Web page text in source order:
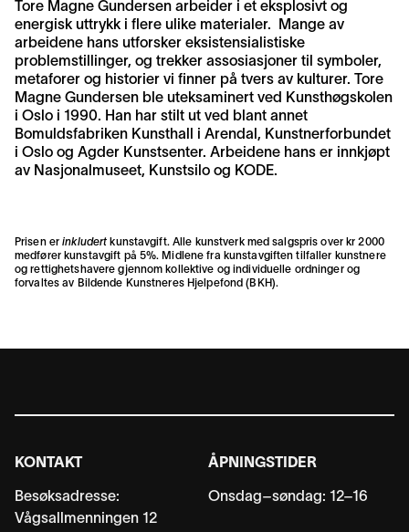
Tore Magne Gundersen arbeider i et eksplosivt og
energisk uttrykk i flere ulike materialer. Mange av
arbeidene hans utforsker eksistensialistiske
problemstillinger, og trekker assosiasjoner til symboler,
metaforer og historier vi finner på tvers av kulturer. Tore
Magne Gundersen ble uteksaminert ved Kunsthøgskolen
i Oslo i 1990. Han har stilt ut ved blant annet
Bomuldsfabriken Kunsthall i Arendal, Kunstnerforbundet
i Oslo og Agder Kunstsenter. Arbeidene hans er innkjøpt
av Nasjonalmuseet, Kunstsilo og KODE.
Prisen erinkludert kunstavgift. Alle kunstverk med salgspris over kr 2000
medfører kunstavgift på 5%. Midlene fra kunstavgiften tilfaller kunstnere
og rettighetshavere gjennom kollektive og individuelle ordninger og
forvaltes av Bildende Kunstneres Hjelpefond (BKH).
KONTAKT
Besøksadresse:
Vågsallmenningen 12
ÅPNINGSTIDER
Onsdag–søndag: 12–16